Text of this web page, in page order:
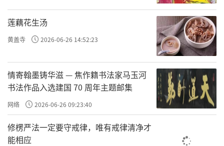
莲藕花生汤
黄盖寺 2026-06-26 14:52:23
情寄翰墨铸华滋 — 焦作籍书法家马玉河
书法作品入选建国 70 周年主题邮集
网络 2026-06-26 09:23:40
修楞严法一定要守戒律，唯有戒律清净才
能相应